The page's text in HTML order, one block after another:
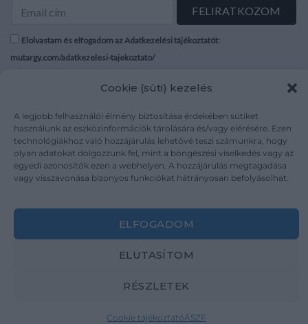
Cookie (süti) kezelés
A legjobb felhasználói élmény biztosítása érdekében sütiket
használunk az eszközinformációk tárolására és/vagy elérésére. Ezen
technológiákhoz való hozzájárulás lehetővé teszi számunkra, hogy
olyan adatokat dolgozzunk fel, mint a böngészési viselkedés vagy az
egyedi azonosítók ezen a webhelyen. A hozzájárulás megtagadása
vagy visszavonása bizonyos funkciókat hátrányosan befolyásolhat.
ELFOGADOM
ELUTASÍTOM
RÉSZLETEK
Cookie tájékoztatóÁSZF
Elolvastam és elfogadom az Adatkezelési tájékoztatót:
mutargy.com/adatkezelesi-tajekoztato/
Médiaajánlat
Karrier
Kapcsolat
Áraink
ÁSZF
Adatvédelem
Impresszum
Copyright 2026 ©Mutargy.com